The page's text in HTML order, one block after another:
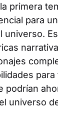
primera
para
universo.
podrían
universo